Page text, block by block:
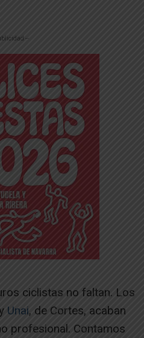
--
ciclistas no faltan. Los
Unai, de Cortes, acaban
profesional. Contamos